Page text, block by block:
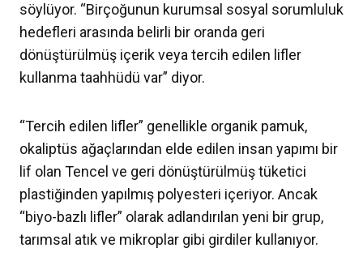
söylüyor. “Birçoğunun kurumsal sosyal sorumluluk
hedefleri arasında belirli bir oranda geri
dönüştürülmüş içerik veya tercih edilen lifler
kullanma taahhüdü var” diyor.
“Tercih edilen lifler” genellikle organik pamuk,
okaliptüs ağaçlarından elde edilen insan yapımı bir
lif olan Tencel ve geri dönüştürülmüş tüketici
plastiğinden yapılmış polyesteri içeriyor. Ancak
“biyo-bazlı lifler” olarak adlandırılan yeni bir grup,
tarımsal atık ve mikroplar gibi girdiler kullanıyor.